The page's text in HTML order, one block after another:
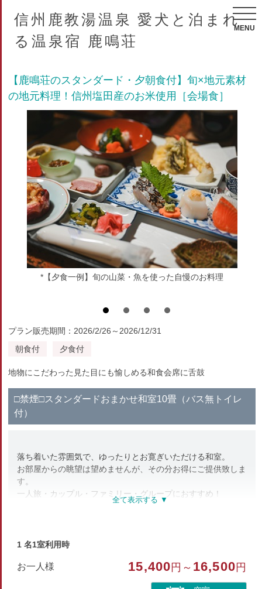
信州鹿教湯温泉 愛犬と泊まれ
る温泉宿 鹿鳴荘
MENU
【鹿鳴荘のスタンダード・夕朝食付】旬×地元素材
の地元料理！信州塩田産のお米使用［会場食］
*【夕食一例】旬の山菜・魚を使った自慢のお料理
プラン販売期間：2026/2/26～2026/12/31
朝食付
夕食付
地物にこだわった見た目にも愉しめる和食会席に舌鼓
□禁煙□スタンダードおまかせ和室10畳（バス無トイレ
付）
落ち着いた雰囲気で、ゆったりとお寛ぎいただける和室。
お部屋からの眺望は望めませんが、その分お得にご提供致しま
す。
一人旅・カップル・ファミリー・グループにおすすめ！
和室
部屋特徴
1 名1室利用時
お一人様 15,400 円～ 16,500 円